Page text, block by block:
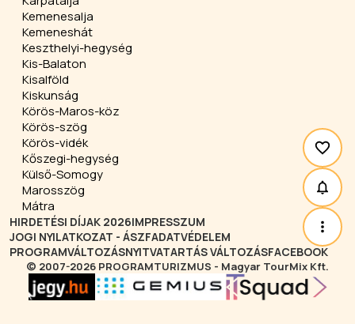
Kemenesalja
Kemeneshát
Keszthelyi-hegység
Kis-Balaton
Kisalföld
Kiskunság
Körös-Maros-köz
Körös-szög
Körös-vidék
Kőszegi-hegység
Külső-Somogy
Marosszög
Mátra
HIRDETÉSI DÍJAK 2026IMPRESSZUM
JOGI NYILATKOZAT - ÁSZFADATVÉDELEM
PROGRAMVÁLTOZÁSNYITVATARTÁS VÁLTOZÁSFACEBOOK
© 2007-2026 PROGRAMTURIZMUS - Magyar TourMix Kft.